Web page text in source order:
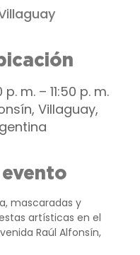
m. – 11:50 p. m.
Villaguay,
mascaradas y
artísticas en el
Raúl Alfonsín,